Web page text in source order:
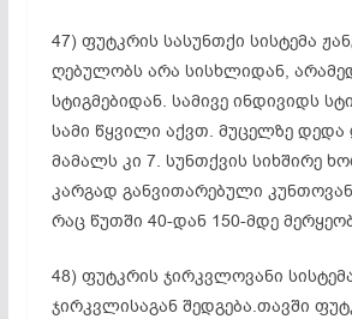
47) ფუტკრის სასუნთქი სისტემა
ღებულობს არა სისხლიდან,
სტიგმებიდან. სამივე ინდივიდს
სამი წყვილი აქვთ. მუცელზე დედა
მამალს კი 7. სუნთქვის სიხშირე
კარგად განვითარებული
რაც წუთში 40-დან 150-მდე
48) ფუტკრის ჯირკვლოვანი
ჯირკვლისაგან შედგება.თავში